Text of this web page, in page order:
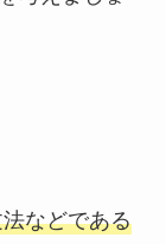
などである